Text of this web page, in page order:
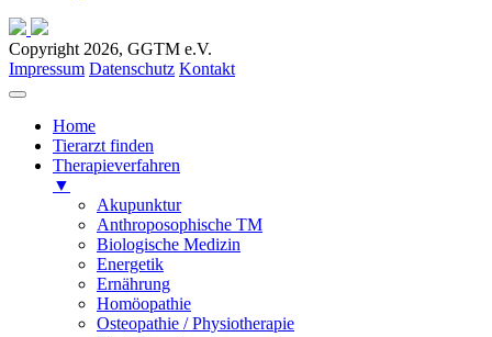
Copyright 2026, GGTM e.V.
Impressum Datenschutz Kontakt
Home
Tierarzt finden
Therapieverfahren
▼
Akupunktur
Anthroposophische TM
Biologische Medizin
Energetik
Ernährung
Homöopathie
Osteopathie / Physiotherapie